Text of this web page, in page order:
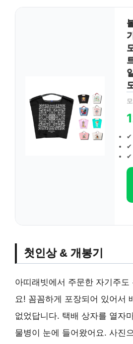
✔
✔
✔
첫인상 & 개봉기
아띠래빗에서 주문한 자기주도
요! 꼼꼼하게 포장되어 있어서
없었답니다. 택배 상자를 열자
물병이 눈에 들어왔어요. 사진